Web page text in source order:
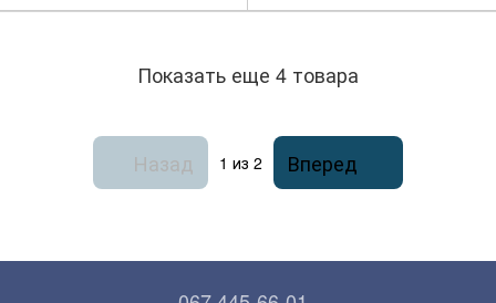
Показать еще 4 товара
Назад 1 из 2 Вперед